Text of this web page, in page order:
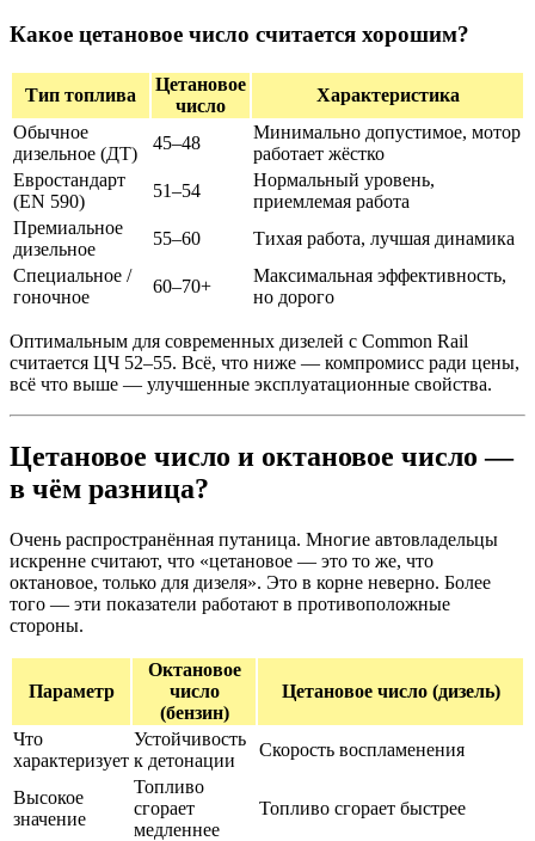
Какое цетановое число считается хорошим?
Тип топлива
Цетановое
число
Характеристика
Обычное
дизельное (ДТ)
45–48
Минимально допустимое, мотор
работает жёстко
Евростандарт
(EN 590)
51–54
Нормальный уровень,
приемлемая работа
Премиальное
дизельное
55–60
Тихая работа, лучшая динамика
Специальное /
гоночное
60–70+
Максимальная эффективность,
но дорого
Оптимальным для современных дизелей с Common Rail
считается ЦЧ 52–55. Всё, что ниже — компромисс ради цены,
всё что выше — улучшенные эксплуатационные свойства.
Цетановое число и октановое число —
в чём разница?
Очень распространённая путаница. Многие автовладельцы
искренне считают, что «цетановое — это то же, что
октановое, только для дизеля». Это в корне неверно. Более
того — эти показатели работают в противоположные
стороны.
Параметр
Октановое
число
(бензин)
Цетановое число (дизель)
Что
характеризует
Устойчивость
к детонации
Скорость воспламенения
Высокое
значение
Топливо
сгорает
медленнее
Топливо сгорает быстрее